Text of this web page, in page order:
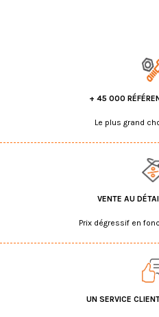
+ 45 000
Le plus grand
VENTE AU
Prix dégressif en
UN SERVICE